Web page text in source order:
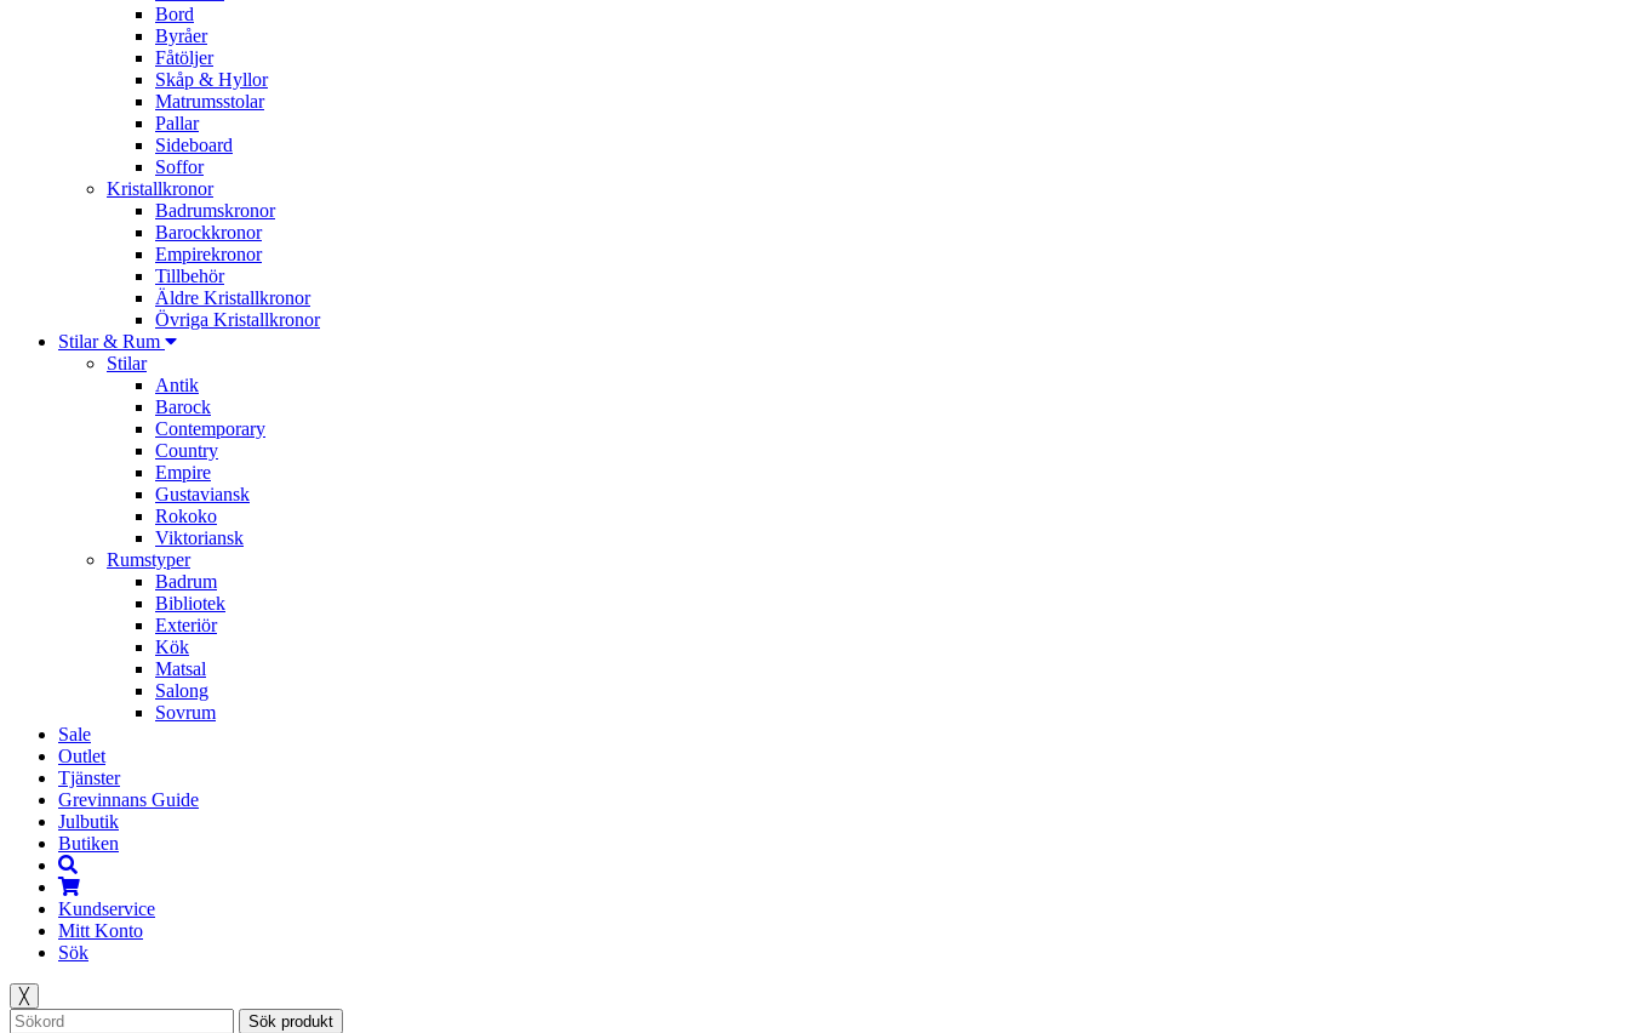
Bord
Byråer
Fåtöljer
Skåp & Hyllor
Matrumsstolar
Pallar
Sideboard
Soffor
Kristallkronor
Badrumskronor
Barockkronor
Empirekronor
Tillbehör
Äldre Kristallkronor
Övriga Kristallkronor
Stilar & Rum
Stilar
Antik
Barock
Contemporary
Country
Empire
Gustaviansk
Rokoko
Viktoriansk
Rumstyper
Badrum
Bibliotek
Exteriör
Kök
Matsal
Salong
Sovrum
Sale
Outlet
Tjänster
Grevinnans Guide
Julbutik
Butiken
Kundservice
Mitt Konto
Sök
╳
Sök produkt